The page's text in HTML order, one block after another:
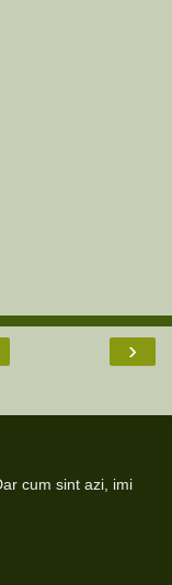
›
cum sint azi, imi